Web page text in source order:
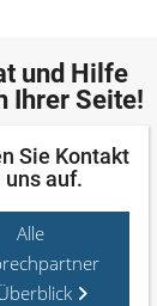
und Hilfe
Ihrer Seite!
Sie Kontakt
uns auf.
Alle